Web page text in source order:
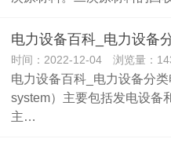
电力设备百科_电力设备
时间：2022-12-04 浏览量：
电力设备百科_电力设备分
system）主要包括发电设备
主…